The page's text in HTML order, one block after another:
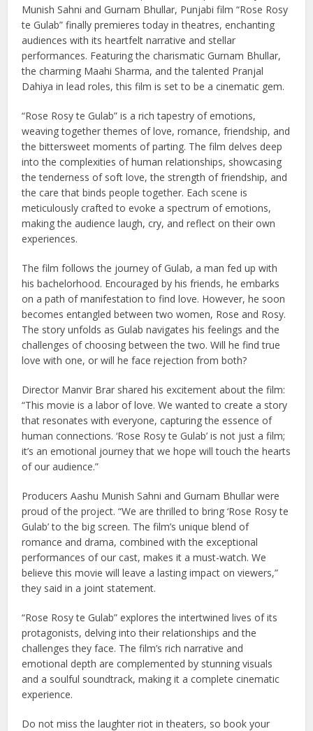
Munish Sahni and Gurnam Bhullar, Punjabi film “Rose Rosy
te Gulab” finally premieres today in theatres, enchanting
audiences with its heartfelt narrative and stellar
performances. Featuring the charismatic Gurnam Bhullar,
the charming Maahi Sharma, and the talented Pranjal
Dahiya in lead roles, this film is set to be a cinematic gem.
“Rose Rosy te Gulab” is a rich tapestry of emotions,
weaving together themes of love, romance, friendship, and
the bittersweet moments of parting. The film delves deep
into the complexities of human relationships, showcasing
the tenderness of soft love, the strength of friendship, and
the care that binds people together. Each scene is
meticulously crafted to evoke a spectrum of emotions,
making the audience laugh, cry, and reflect on their own
experiences.
The film follows the journey of Gulab, a man fed up with
his bachelorhood. Encouraged by his friends, he embarks
on a path of manifestation to find love. However, he soon
becomes entangled between two women, Rose and Rosy.
The story unfolds as Gulab navigates his feelings and the
challenges of choosing between the two. Will he find true
love with one, or will he face rejection from both?
Director Manvir Brar shared his excitement about the film:
“This movie is a labor of love. We wanted to create a story
that resonates with everyone, capturing the essence of
human connections. ‘Rose Rosy te Gulab’ is not just a film;
it’s an emotional journey that we hope will touch the hearts
of our audience.”
Producers Aashu Munish Sahni and Gurnam Bhullar were
proud of the project. “We are thrilled to bring ‘Rose Rosy te
Gulab’ to the big screen. The film’s unique blend of
romance and drama, combined with the exceptional
performances of our cast, makes it a must-watch. We
believe this movie will leave a lasting impact on viewers,”
they said in a joint statement.
“Rose Rosy te Gulab” explores the intertwined lives of its
protagonists, delving into their relationships and the
challenges they face. The film’s rich narrative and
emotional depth are complemented by stunning visuals
and a soulful soundtrack, making it a complete cinematic
experience.
Do not miss the laughter riot in theaters, so book your